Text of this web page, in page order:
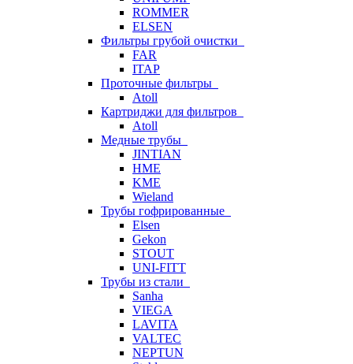
ROMMER
ELSEN
Фильтры грубой очистки
FAR
ITAP
Проточные фильтры
Atoll
Картриджи для фильтров
Atoll
Медные трубы
JINTIAN
HME
KME
Wieland
Трубы гофрированные
Elsen
Gekon
STOUT
UNI-FITT
Трубы из стали
Sanha
VIEGA
LAVITA
VALTEC
NEPTUN